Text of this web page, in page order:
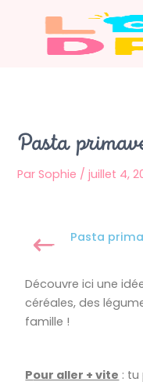
Pasta
ParSophie /juillet 4,
Pasta
Découvre ici une
céréales, des
famille !
Pour aller + vite : tu